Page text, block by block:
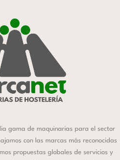
gama de maquinarias para el sector
con las marcas más reconocidas
propuestas globales de servicios y